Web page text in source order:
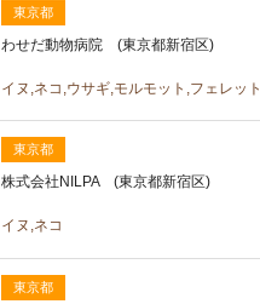
東京都
わせだ動物病院 (東京都新宿区)
イヌ,ネコ,ウサギ,モルモット,フェレット
東京都
株式会社NILPA (東京都新宿区)
イヌ,ネコ
東京都